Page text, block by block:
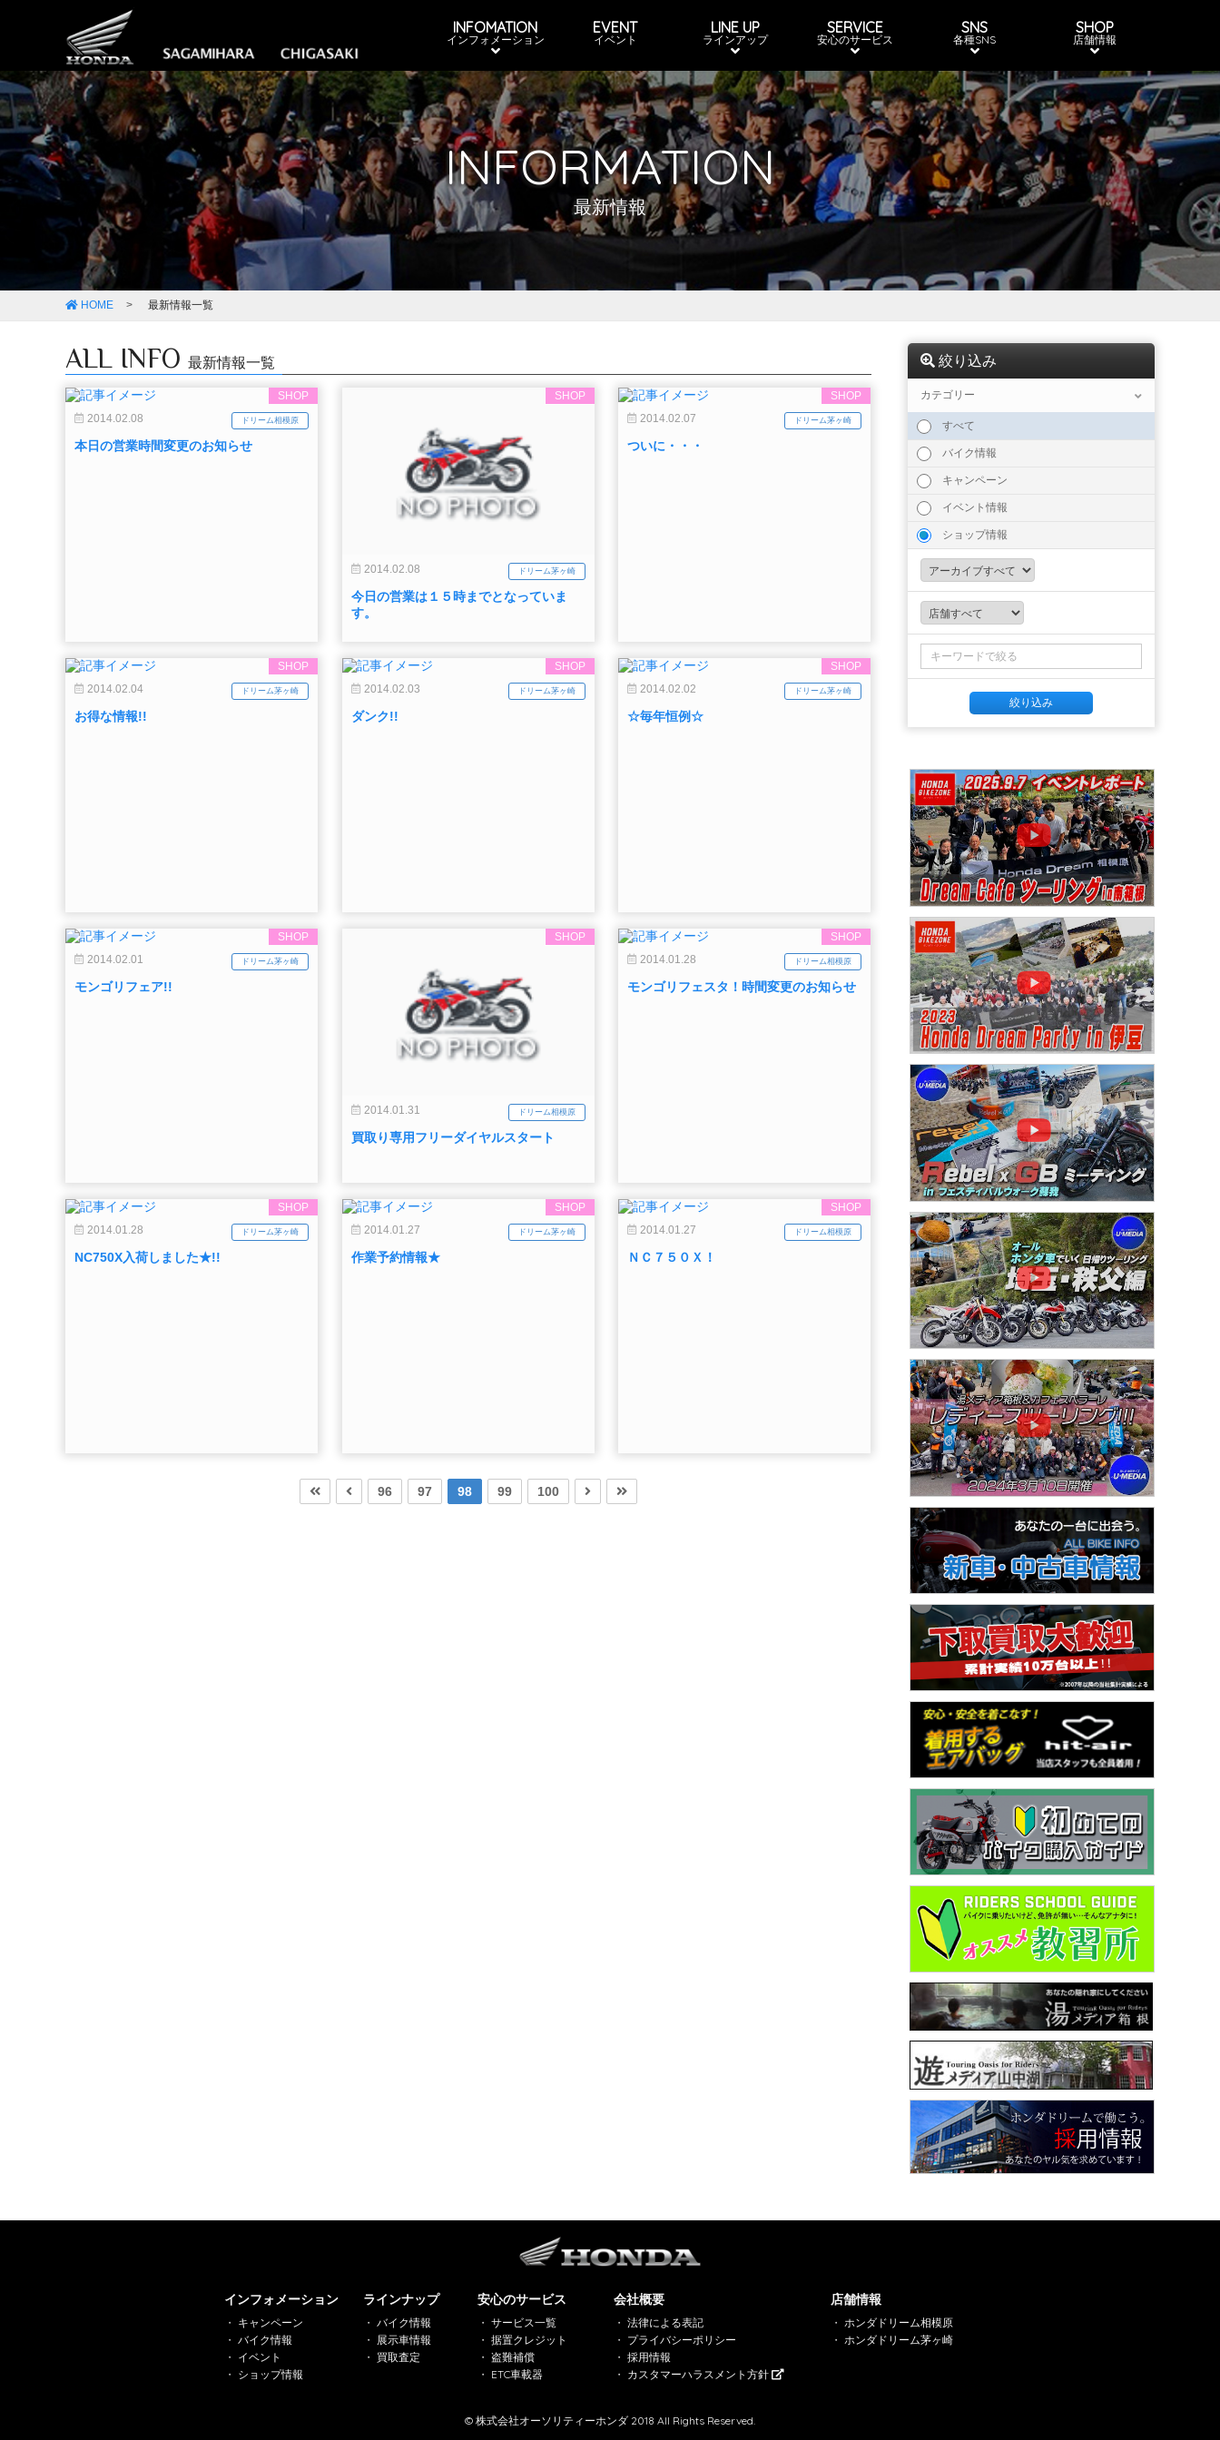
INFOMATION
インフォメーション
EVENT
イベント
LINE UP
ラインアップ
SERVICE
安心のサービス
SNS
各種SNS
SHOP
店舗情報
INFORMATION
最新情報
HOME 最新情報一覧
絞り込み
カテゴリー
すべて
バイク情報
キャンペーン
イベント情報
ショップ情報
ALL INFO 最新情報一覧
SHOP
ドリーム相模原
2014.02.08
本日の営業時間変更のお知らせ
SHOP
ドリーム茅ヶ崎
2014.02.08
今日の営業は１５時までとなっていま
す。
SHOP
ドリーム茅ヶ崎
2014.02.07
ついに・・・
SHOP
ドリーム茅ヶ崎
2014.02.04
お得な情報!!
SHOP
ドリーム茅ヶ崎
2014.02.03
ダンク!!
SHOP
ドリーム茅ヶ崎
2014.02.02
☆毎年恒例☆
SHOP
ドリーム茅ヶ崎
2014.02.01
モンゴリフェア!!
SHOP
ドリーム相模原
2014.01.31
買取り専用フリーダイヤルスタート
SHOP
ドリーム相模原
2014.01.28
モンゴリフェスタ！時間変更のお知らせ
SHOP
ドリーム茅ヶ崎
2014.01.28
NC750X入荷しました★!!
SHOP
ドリーム茅ヶ崎
2014.01.27
作業予約情報★
SHOP
ドリーム相模原
2014.01.27
ＮＣ７５０Ｘ！
96 97 98 99 100
インフォメーション
キャンペーン
バイク情報
イベント
ショップ情報
ラインナップ
バイク情報
展示車情報
買取査定
安心のサービス
サービス一覧
据置クレジット
盗難補償
ETC車載器
会社概要
法律による表記
プライバシーポリシー
採用情報
カスタマーハラスメント方針
店舗情報
ホンダドリーム相模原
ホンダドリーム茅ヶ崎
© 株式会社オーソリティーホンダ 2018 All Rights Reserved.